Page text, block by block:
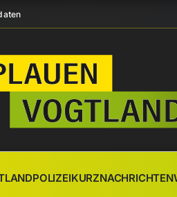
POLIZEIKURZNACHRICHTEN